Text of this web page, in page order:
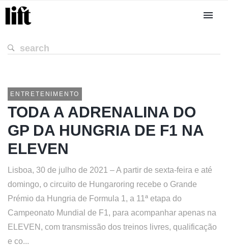
ENTRETENIMENTO
TODA A ADRENALINA DO
GP DA HUNGRIA DE F1 NA
ELEVEN
Lisboa, 30 de julho de 2021 – A partir de sexta-feira e até
domingo, o circuito de Hungaroring recebe o Grande
Prémio da Hungria de Formula 1, a 11ª etapa do
Campeonato Mundial de F1, para acompanhar apenas na
ELEVEN, com transmissão dos treinos livres, qualificação
e co...